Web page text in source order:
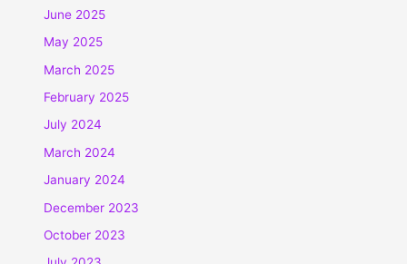
June 2025
May 2025
March 2025
February 2025
July 2024
March 2024
January 2024
December 2023
October 2023